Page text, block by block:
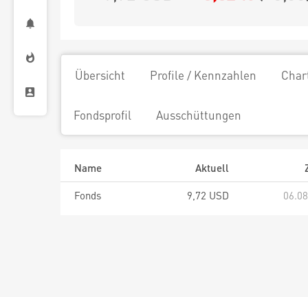
Übersicht Profile / Kennzahlen
Fondsprofil Ausschüttungen
Name Aktuell
Fonds
9,72 USD